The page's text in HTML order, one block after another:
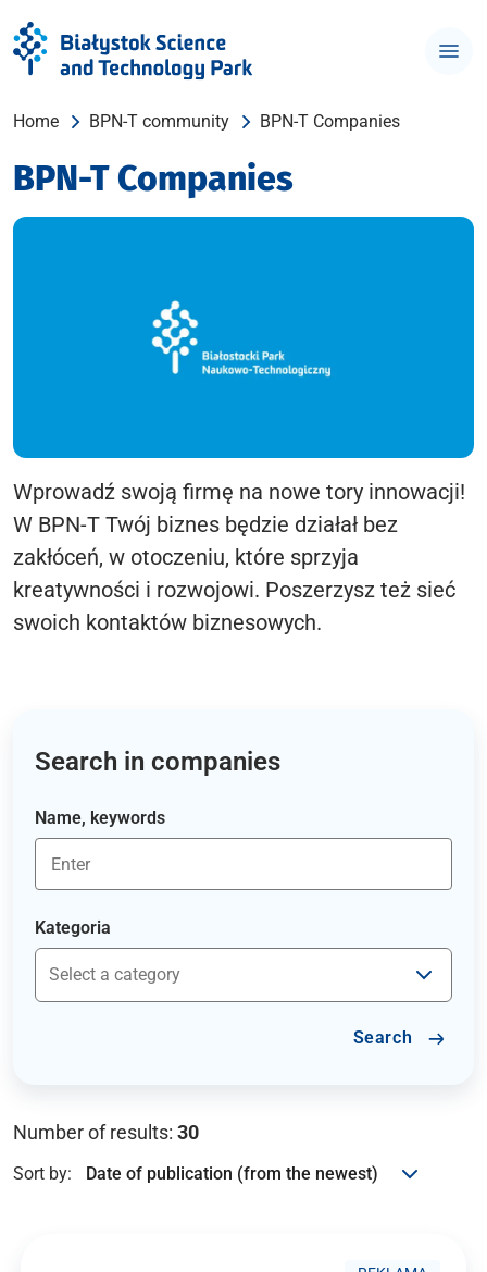
Home BPN-T community BPN-T Companies
BPN-T Companies
Wprowadź swoją firmę na nowe tory innowacji!
W BPN-T Twój biznes będzie działał bez
zakłóceń, w otoczeniu, które sprzyja
kreatywności i rozwojowi. Poszerzysz też sieć
swoich kontaktów biznesowych.
Search in companies
Name, keywords
Kategoria
Search
Number of results: 30
Sort by: